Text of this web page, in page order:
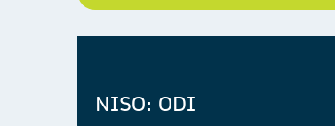
NISO: ODI